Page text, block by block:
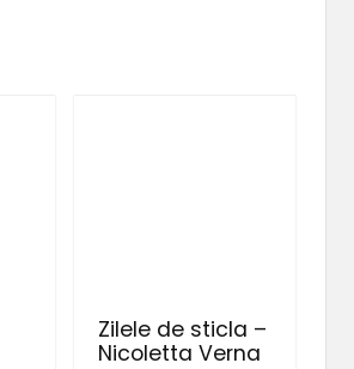
Zilele de sticla –
Nicoletta Verna